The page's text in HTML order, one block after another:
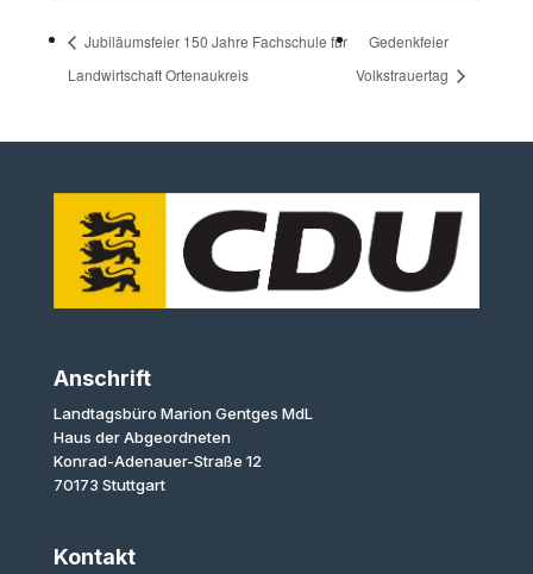
Jubiläumsfeier 150 Jahre Fachschule für
Landwirtschaft Ortenaukreis
Gedenkfeier
Volkstrauertag
Anschrift
Landtagsbüro Marion Gentges MdL
Haus der Abgeordneten
Konrad-Adenauer-Straße 12
70173 Stuttgart
Kontakt